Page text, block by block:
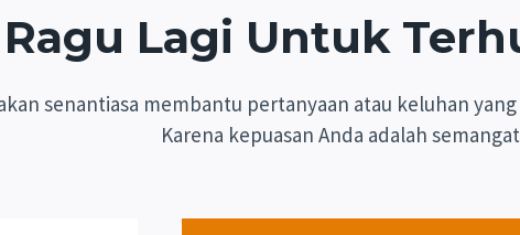
Lagi Untuk
senantiasa membantu pertanyaan atau keluhan
Karena kepuasan Anda adalah